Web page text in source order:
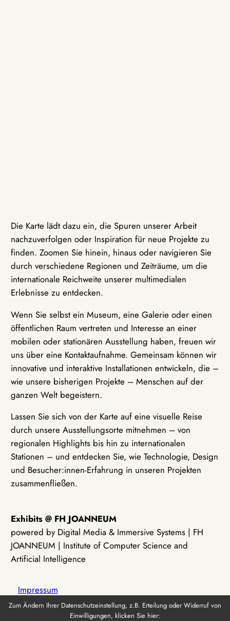
Die Karte lädt dazu ein, die Spuren unserer Arbeit
nachzuverfolgen oder Inspiration für neue Projekte zu
finden. Zoomen Sie hinein, hinaus oder navigieren Sie
durch verschiedene Regionen und Zeiträume, um die
internationale Reichweite unserer multimedialen
Erlebnisse zu entdecken.
Wenn Sie selbst ein Museum, eine Galerie oder einen
öffentlichen Raum vertreten und Interesse an einer
mobilen oder stationären Ausstellung haben, freuen wir
uns über eine Kontaktaufnahme. Gemeinsam können wir
innovative und interaktive Installationen entwickeln, die –
wie unsere bisherigen Projekte – Menschen auf der
ganzen Welt begeistern.
Lassen Sie sich von der Karte auf eine visuelle Reise
durch unsere Ausstellungsorte mitnehmen – von
regionalen Highlights bis hin zu internationalen
Stationen – und entdecken Sie, wie Technologie, Design
und Besucher:innen-Erfahrung in unseren Projekten
zusammenfließen.
Exhibits @ FH JOANNEUM
powered by Digital Media & Immersive Systems | FH
JOANNEUM | Institute of Computer Science and
Artificial Intelligence
Impressum
Zum Ändern Ihrer Datenschutzeinstellung, z.B. Erteilung oder Widerruf von
Einwilligungen, klicken Sie hier: